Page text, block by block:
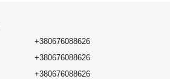
+380676088626
+380676088626
+380676088626